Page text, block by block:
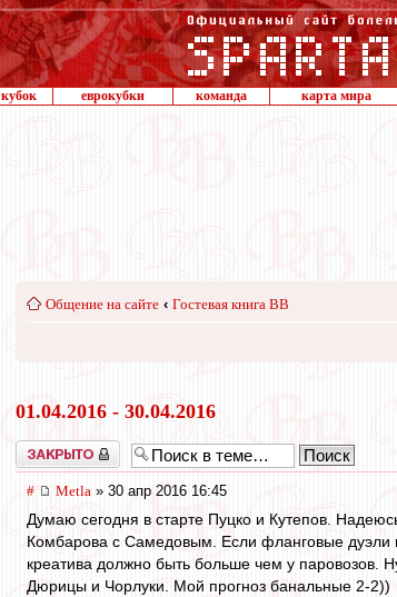
кубок еврокубки команда карта мира
Общение на сайте ‹ Гостевая книга ВВ
01.04.2016 - 30.04.2016
Закрыто
# Metla » 30 апр 2016 16:45
Думаю сегодня в старте Пуцко и Кутепов.
Комбарова с Самедовым. Если фланговые дуэли
креатива должно быть больше чем у паровозов.
Дюрицы и Чорлуки. Мой прогноз банальные 2-2))